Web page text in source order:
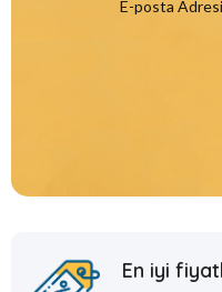
E-posta
En iyi